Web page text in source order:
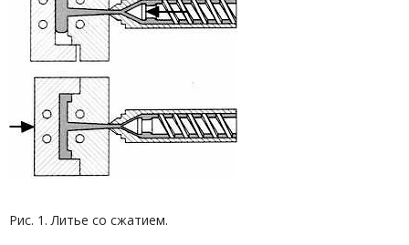
Рис. 1. Литье со сжатием.